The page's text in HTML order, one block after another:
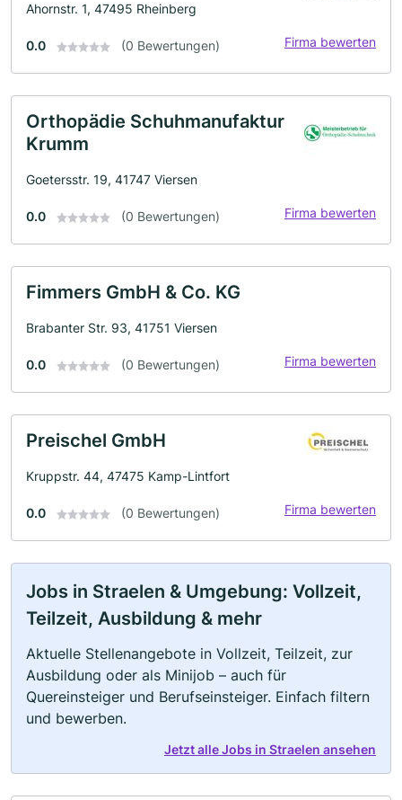
Ahornstr. 1, 47495 Rheinberg
0.0 (0 Bewertungen) Firma bewerten
Orthopädie Schuhmanufaktur
Krumm
Goetersstr. 19, 41747 Viersen
0.0 (0 Bewertungen) Firma bewerten
Fimmers GmbH & Co. KG
Brabanter Str. 93, 41751 Viersen
0.0 (0 Bewertungen) Firma bewerten
Preischel GmbH
Kruppstr. 44, 47475 Kamp-Lintfort
0.0 (0 Bewertungen) Firma bewerten
Jobs in Straelen & Umgebung: Vollzeit,
Teilzeit, Ausbildung & mehr
Aktuelle Stellenangebote in Vollzeit, Teilzeit, zur
Ausbildung oder als Minijob – auch für
Quereinsteiger und Berufseinsteiger. Einfach filtern
und bewerben.
Jetzt alle Jobs in Straelen ansehen